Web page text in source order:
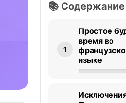
📚 Содержание
1
Простое
время во
языке